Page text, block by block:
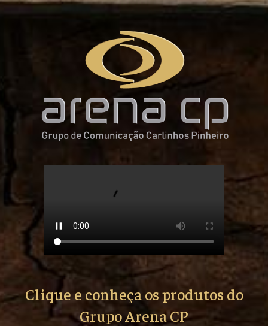
Clique e conheça os produtos do
Grupo Arena CP